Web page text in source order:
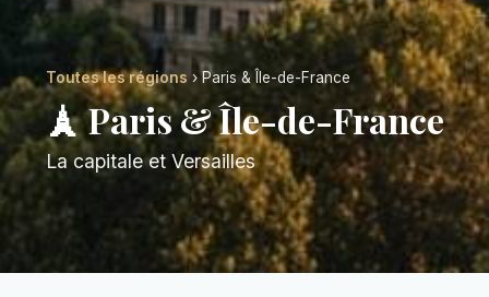
Toutes les régions› Paris & Île-de-France
🗼 Paris & Île-de-France
La capitale et Versailles